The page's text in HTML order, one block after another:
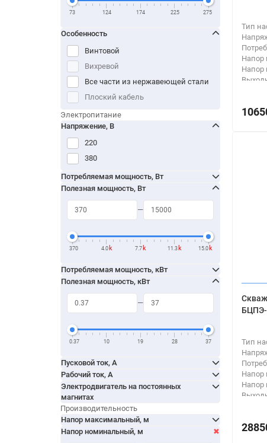
БЦПЭ
НПЦВ-ГВ
НЦПМ-ЧР
73 124 174 225 275
Особенность
Винтовой
Вихревой
Все части из нержавеющей стали
Плоский кабель
Электропитание
Напряжение, В
220
380
Потребляемая мощность, Вт
Полезная мощность, Вт
370 4.0 k 7.7 k 11.3 k 15.0 k
Потребляемая мощность, кВт
Полезная мощность, кВт
0.37 10 19 28 37
Пусковой ток, А
Рабочий ток, А
Электродвигатель на постоянных
магнитах
Производительность
Напор максимальный, м
Напор номинальный, м
Тип
Напор
Напор
БЦПЭ-
Тип
Напор
Напор